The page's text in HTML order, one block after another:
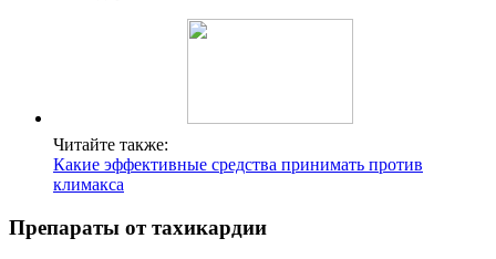
Читайте также:
Какие эффективные средства принимать против
климакса
Препараты от тахикардии